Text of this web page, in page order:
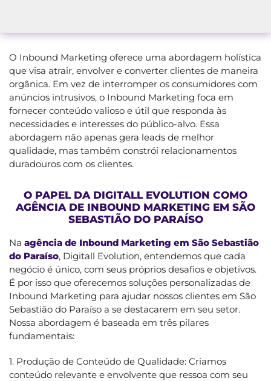
O Inbound Marketing oferece uma abordagem holística
que visa atrair, envolver e converter clientes de maneira
orgânica. Em vez de interromper os consumidores com
anúncios intrusivos, o Inbound Marketing foca em
fornecer conteúdo valioso e útil que responda às
necessidades e interesses do público-alvo. Essa
abordagem não apenas gera leads de melhor
qualidade, mas também constrói relacionamentos
duradouros com os clientes.
O PAPEL DA DIGITALL EVOLUTION COMO
AGÊNCIA DE INBOUND MARKETING EM SÃO
SEBASTIÃO DO PARAÍSO
Na agência de Inbound Marketing em São Sebastião
do Paraíso, Digitall Evolution, entendemos que cada
negócio é único, com seus próprios desafios e objetivos.
É por isso que oferecemos soluções personalizadas de
Inbound Marketing para ajudar nossos clientes em São
Sebastião do Paraíso a se destacarem em seu setor.
Nossa abordagem é baseada em três pilares
fundamentais:
1. Produção de Conteúdo de Qualidade: Criamos
conteúdo relevante e envolvente que ressoa com seu